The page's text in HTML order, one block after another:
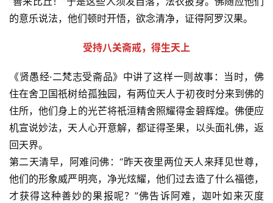
的意乐说法，他们顿时开悟，欲念清净，证得阿罗汉果。
受持八关斋戒，得生天上
《贤愚经·二梵志受斋品》中讲了这样一则故事：当时，佛
住在舍卫国祇树给孤独园，有两位天人于初夜时分来到佛的
住所，他们身上的光芒将祇洹精舍照耀得金碧辉煌。佛便应
机宣说妙法，天人心开意解，都证得圣果，以头面礼佛，返
回天界。
第二天清早，阿难问佛：“昨天夜里两位天人来拜见世尊，
他们的形象威严明亮，净光炫耀，他们过去造了什么福德，
才获得这种善妙的果报呢？”佛告诉阿难，迦叶如来灭度